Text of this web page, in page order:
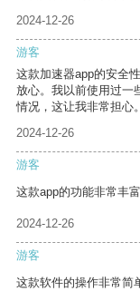
2024-12-26
游客
这款加速器app的安全
放心。我以前使用过一
情况，这让我非常担心。
2024-12-26
游客
这款app的功能非常丰
2024-12-26
游客
这款软件的操作非常简